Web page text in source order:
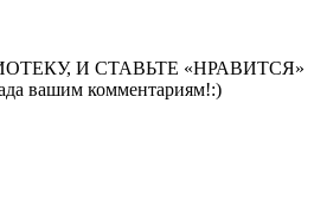
И СТАВЬТЕ «НРАВИТСЯ»
вашим комментариям!:)